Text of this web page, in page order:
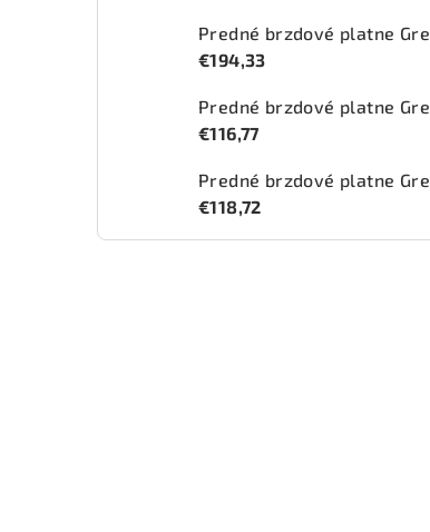
€194,33
€116,77
€118,72